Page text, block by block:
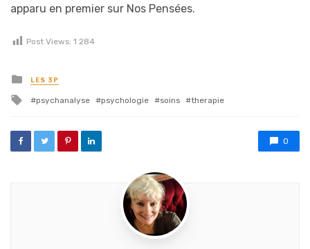
apparu en premier sur Nos Pensées.
Post Views: 1 284
Posted in
LES 3P
Tagged with
psychanalyse psychologie soins therapie
0